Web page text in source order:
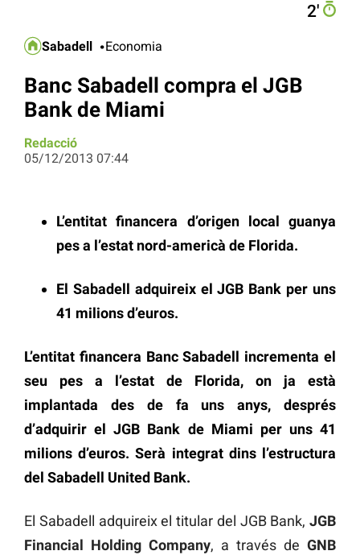
2′
Sabadell Economia
Banc Sabadell compra el JGB
Bank de Miami
Redacció
05/12/2013 07:44
L’entitat financera d’origen local guanya
pes a l’estat nord-americà de Florida.
El Sabadell adquireix el JGB Bank per uns
41 milions d’euros.
L’entitat financera Banc Sabadell incrementa el
seu pes a l’estat de Florida, on ja està
implantada des de fa uns anys, després
d’adquirir el JGB Bank de Miami per uns 41
milions d’euros. Serà integrat dins l’estructura
del Sabadell United Bank.
El Sabadell adquireix el titular del JGB Bank, JGB
Financial Holding Company, a través de GNB